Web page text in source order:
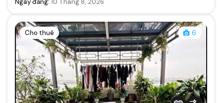
Ngày đăng: 10 Tháng 8, 2026
Cho thuê 6